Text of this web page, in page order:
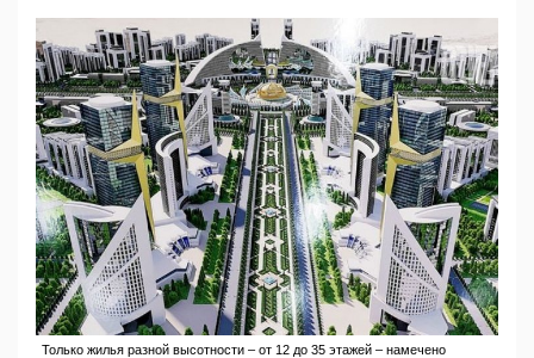
Только жилья разной высотности – от 12 до 35 этажей – намечено